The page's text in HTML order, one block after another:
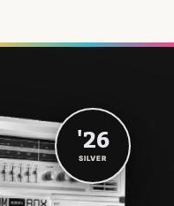
'26
SILVER